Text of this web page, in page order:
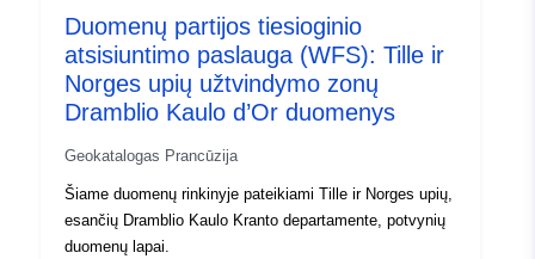
Rūšis:
Išteklius:
http://inspire.ec.europa.eu/
codelist/ResourceType/services
Duomenų partijos tiesioginio
atsisiuntimo paslauga (WFS): Tille ir
Norges upių užtvindymo zonų
Dramblio Kaulo d’Or duomenys
Geokatalogas Prancūzija
Šiame duomenų rinkinyje pateikiami Tille ir Norges upių,
esančių Dramblio Kaulo Kranto departamente, potvynių
duomenų lapai.